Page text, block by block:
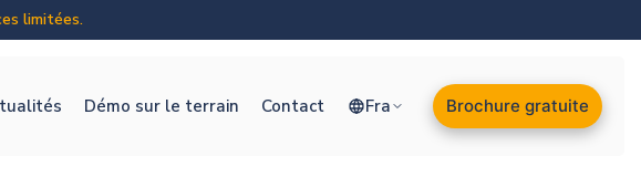
limitées.
Démo sur le terrain Contact Fra Brochure gratuite